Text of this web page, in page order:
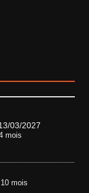
03/2027
mois
10 mois